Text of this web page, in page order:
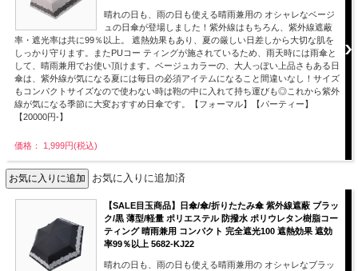
晴れの日も、雨の日も使える晴雨兼用の オシャレなベージ
ュの日傘が登場しました！紫外線はもちろん、紫外線遮蔽
率・遮光率は共に99％以上。 遮熱効果もあり、夏の厳しい日差しから大切な肌を
しっかり守ります。またPUコー ティングが施されているため、雨天時には雨傘と
して、晴雨兼用でお使い頂けます。ベージュカラーの、大人っぽい上品さもある日
傘は、紫外線が気になる夏には毎日の必須アイテムになること間違いなし！サイズ
もコンパクトサイズなので使わない時は鞄の中に入れて持ち運びも◎これから紫外
線が気になる季節に大変おすすめ日傘です。【フォーマル】【パーティー】
【20000円-】
価格： 1,999円(税込)
お気に入りに追加済
【SALE目玉商品】日傘/傘/折りたたみ傘 紫外線遮蔽 ブラッ
ク/黒 薄型/軽量 ポリエステル 防撥水 ポリウレタン樹脂コー
ティング 晴雨兼用 コンパクト 完全遮光100 遮熱効果 遮効
率99％以上 5682-KJ22
晴れの日も、雨の日も使える晴雨兼用の オシャレなブラッ